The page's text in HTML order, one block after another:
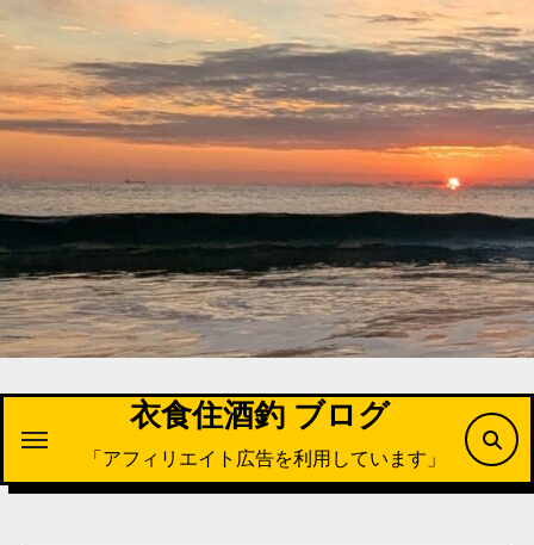
容
を
ス
キ
ッ
プ
衣食住酒釣 ブログ
「アフィリエイト広告を利用しています」